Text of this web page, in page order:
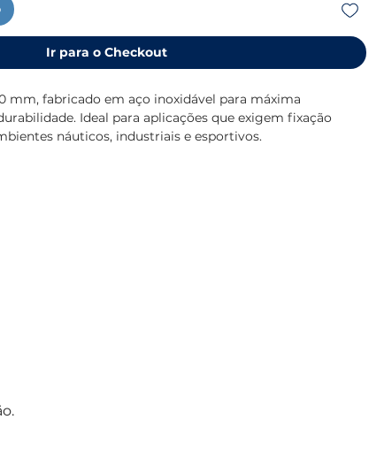
Ir para o Checkout
mm, fabricado em aço inoxidável para máxima
Ideal para aplicações que exigem fixação
náuticos, industriais e esportivos.